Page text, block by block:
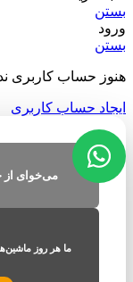
بستن
ورود
بستن
هنوز حساب کاربری
ایجاد حساب کاربری
می‌خوای از
ما هر روز